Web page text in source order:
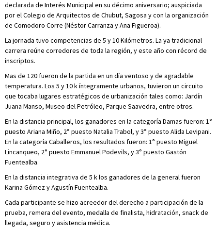
declarada de Interés Municipal en su décimo aniversario; auspiciada
por el Colegio de Arquitectos de Chubut, Sagosa y con la organización
de Comodoro Corre (Néstor Carranza y Ana Figueroa).
La jornada tuvo competencias de 5 y 10 Kilómetros. La ya tradicional
carrera reúne corredores de toda la región, y este año con récord de
inscriptos.
Mas de 120 fueron de la partida en un día ventoso y de agradable
temperatura. Los 5 y 10 k íntegramente urbanos, tuvieron un circuito
que tocaba lugares estratégicos de urbanización tales como: Jardín
Juana Manso, Museo del Petróleo, Parque Saavedra, entre otros.
En la distancia principal, los ganadores en la categoría Damas fueron: 1°
puesto Ariana Miño, 2° puesto Natalia Trabol, y 3° puesto Alida Levipani.
En la categoría Caballeros, los resultados fueron: 1° puesto Miguel
Lincanqueo, 2° puesto Emmanuel Podevils, y 3° puesto Gastón
Fuentealba.
En la distancia integrativa de 5 k los ganadores de la general fueron
Karina Gómez y Agustín Fuentealba.
Cada participante se hizo acreedor del derecho a participación de la
prueba, remera del evento, medalla de finalista, hidratación, snack de
llegada, seguro y asistencia médica.